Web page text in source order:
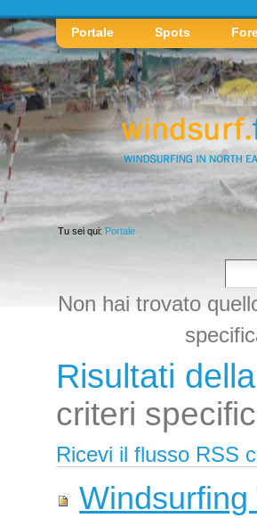
personali
Vai
ai
contenuti.
|
Spostati
sulla
navigazione
Sezioni
Portale Spots
Tu sei qui: Portale
Non hai trovato
Risultati
criteri
Ricevi il flusso RSS